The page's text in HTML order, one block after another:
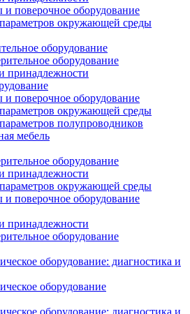
и поверочное оборудование
окружающей среды
оборудование
оборудование
принадлежности
и поверочное оборудование
окружающей среды
полупроводников
мебель
оборудование
принадлежности
окружающей среды
и поверочное оборудование
принадлежности
оборудование
оборудование: диагностика и
оборудование
оборудование: диагностика и